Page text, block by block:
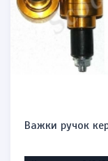
Важки ручок